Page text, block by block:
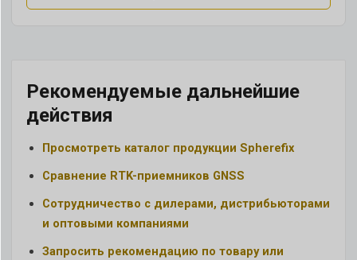
Рекомендуемые дальнейшие
действия
Просмотреть каталог продукции Spherefix
Сравнение RTK-приемников GNSS
Сотрудничество с дилерами, дистрибьюторами
и оптовыми компаниями
Запросить рекомендацию по товару или